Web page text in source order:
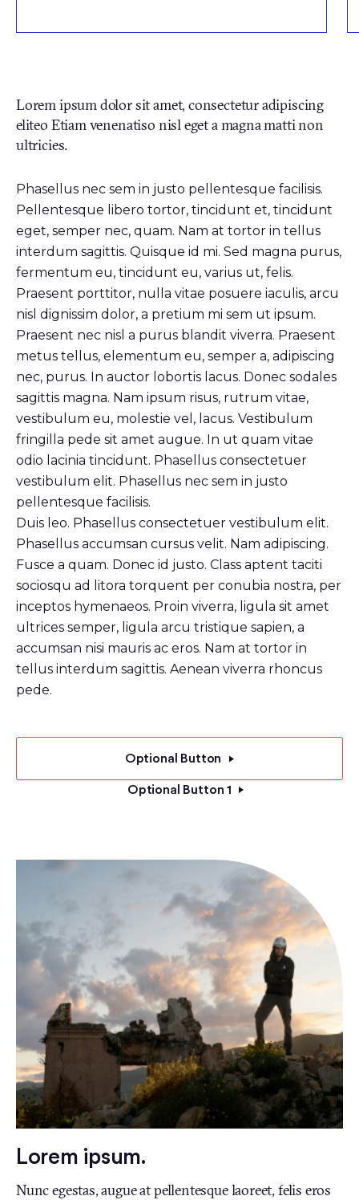
Lorem ipsum dolor sit amet, consectetur adipiscing
eliteo Etiam venenatiso nisl eget a magna matti non
ultricies.
Phasellus nec sem in justo pellentesque facilisis.
Pellentesque libero tortor, tincidunt et, tincidunt
eget, semper nec, quam. Nam at tortor in tellus
interdum sagittis. Quisque id mi. Sed magna purus,
fermentum eu, tincidunt eu, varius ut, felis.
Praesent porttitor, nulla vitae posuere iaculis, arcu
nisl dignissim dolor, a pretium mi sem ut ipsum.
Praesent nec nisl a purus blandit viverra. Praesent
metus tellus, elementum eu, semper a, adipiscing
nec, purus. In auctor lobortis lacus. Donec sodales
sagittis magna. Nam ipsum risus, rutrum vitae,
vestibulum eu, molestie vel, lacus. Vestibulum
fringilla pede sit amet augue. In ut quam vitae
odio lacinia tincidunt. Phasellus consectetuer
vestibulum elit. Phasellus nec sem in justo
pellentesque facilisis.
Duis leo. Phasellus consectetuer vestibulum elit.
Phasellus accumsan cursus velit. Nam adipiscing.
Fusce a quam. Donec id justo. Class aptent taciti
sociosqu ad litora torquent per conubia nostra, per
inceptos hymenaeos. Proin viverra, ligula sit amet
ultrices semper, ligula arcu tristique sapien, a
accumsan nisi mauris ac eros. Nam at tortor in
tellus interdum sagittis. Aenean viverra rhoncus
pede.
Optional Button
Optional Button 1
Lorem ipsum.
Nunc egestas, augue at pellentesque laoreet, felis eros